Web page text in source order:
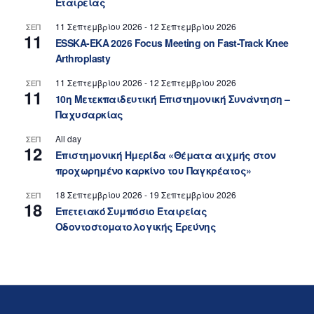
ΣΕΠ
11
11 Σεπτεμβρίου 2026 - 12 Σεπτεμβρίου 2026
ESSKA-EKA 2026 Focus Meeting on Fast-Track Knee
Arthroplasty
ΣΕΠ
11
11 Σεπτεμβρίου 2026 - 12 Σεπτεμβρίου 2026
10η Μετεκπαιδευτική Επιστημονική Συνάντηση –
Παχυσαρκίας
ΣΕΠ
12
All day
Επιστημονική Ημερίδα «Θέματα αιχμής στον
προχωρημένο καρκίνο του Παγκρέατος»
ΣΕΠ
18
18 Σεπτεμβρίου 2026 - 19 Σεπτεμβρίου 2026
Επετειακό Συμπόσιο Εταιρείας
Οδοντοστοματολογικής Ερεύνης